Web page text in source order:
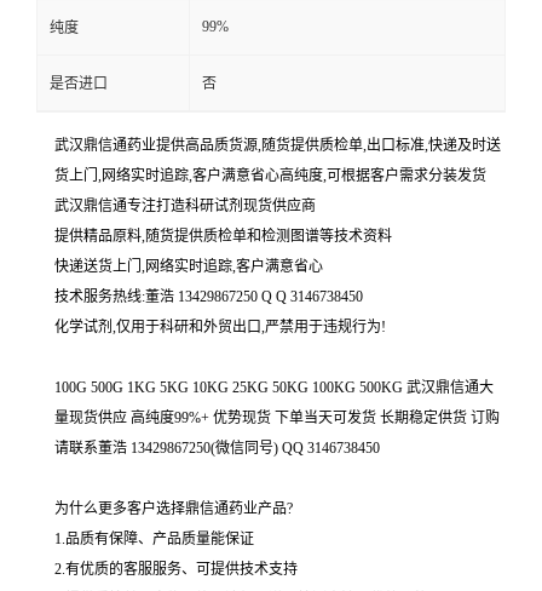
纯度 99%
是否进口 否
武汉鼎信通药业提供高品质货源,随货提供质检单,出口标准,快递及时送
货上门,网络实时追踪,客户满意省心高纯度,可根据客户需求分装发货
武汉鼎信通专注打造科研试剂现货供应商
提供精品原料,随货提供质检单和检测图谱等技术资料
快递送货上门,网络实时追踪,客户满意省心
技术服务热线:董浩 13429867250 Q Q 3146738450
化学试剂,仅用于科研和外贸出口,严禁用于违规行为!
100G 500G 1KG 5KG 10KG 25KG 50KG 100KG 500KG 武汉鼎信通大
量现货供应 高纯度99%+ 优势现货 下单当天可发货 长期稳定供货 订购
请联系董浩 13429867250(微信同号) QQ 3146738450
为什么更多客户选择鼎信通药业产品?
1.品质有保障、产品质量能保证
2.有优质的客服服务、可提供技术支持